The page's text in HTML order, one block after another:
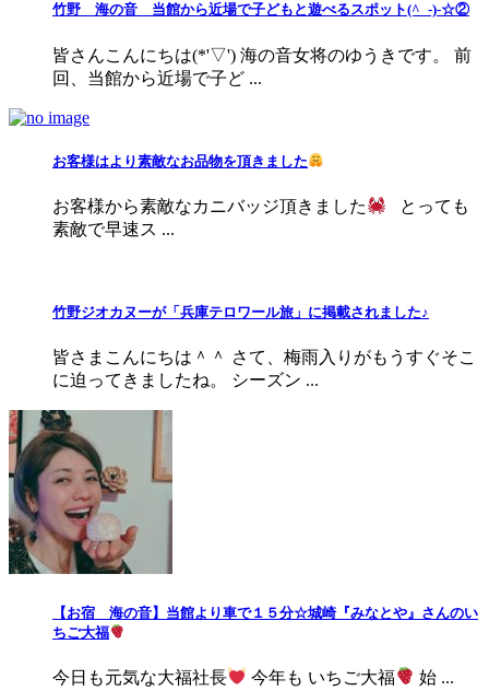
竹野 海の音 当館から近場で子どもと遊べるスポット(^_-)-☆②
皆さんこんにちは(*'▽') 海の音女将のゆうきです。 前
回、当館から近場で子ど ...
お客様はより素敵なお品物を頂きました
お客様から素敵なカニバッジ頂きました
とっても
素敵で早速ス ...
竹野ジオカヌーが「兵庫テロワール旅」に掲載されました♪
皆さまこんにちは＾＾ さて、梅雨入りがもうすぐそこ
に迫ってきましたね。 シーズン ...
【お宿 海の音】当館より車で１５分☆城崎『みなとや』さんのい
ちご大福
今日も元気な大福社長 今年も いちご大福 始 ...